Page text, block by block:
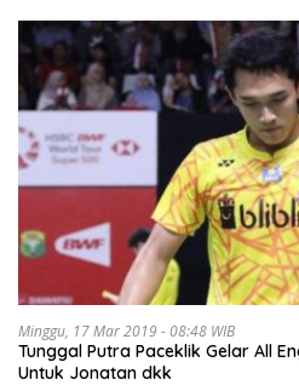
Minggu, 17 Mar 2019 - 08:48 WIB
Tunggal Putra Paceklik Gelar All
Untuk Jonatan dkk